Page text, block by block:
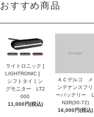
おすすめ商品
ライトロニック [
LIGHTRONIC ]
シフトタイミン
グモニター LT2
000
11,000円(税込)
ＡＣデルコ メ
ンテナンスフリ
ーバッテリー L
N3R(30-72)
16,000円(税込)